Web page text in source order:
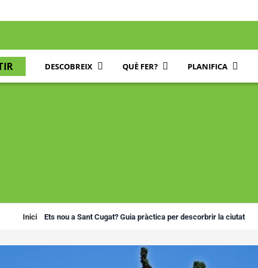
DESCOBREIX QUÈ FER? PLANIFICA
Inici Ets nou a Sant Cugat? Guia pràctica per descorbrir la ciutat